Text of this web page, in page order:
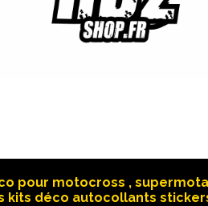
pour motocross ,
kits déco autocollants